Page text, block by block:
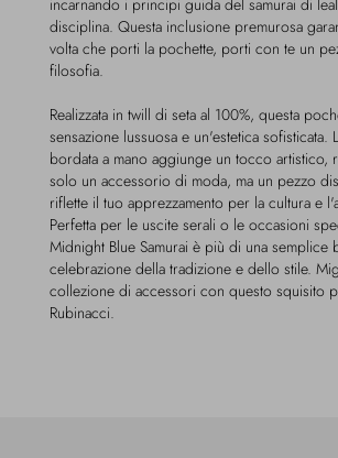
incarnando i principi guida del samurai di
disciplina. Questa inclusione premurosa
volta che porti la pochette, porti con te un
filosofia.
Realizzata in twill di seta al 100%, questa
sensazione lussuosa e un'estetica sofisticata.
bordata a mano aggiunge un tocco artistico,
solo un accessorio di moda, ma un pezzo
riflette il tuo apprezzamento per la cultura e
Perfetta per le uscite serali o le occasioni
Midnight Blue Samurai è più di una semplice
celebrazione della tradizione e dello stile.
collezione di accessori con questo squisito
Rubinacci.